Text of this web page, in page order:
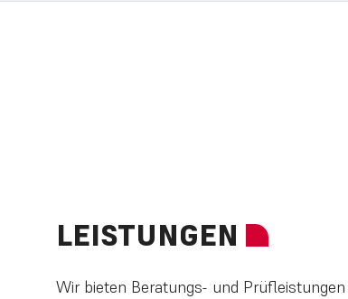
LEISTUNGEN
Wir bieten Beratungs- und